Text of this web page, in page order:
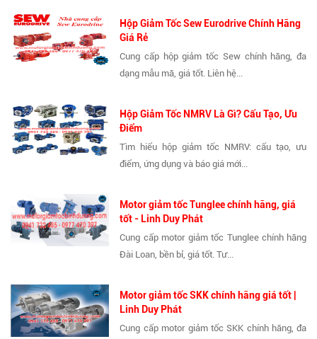
Hộp Giảm Tốc Sew Eurodrive Chính Hãng
Giá Rẻ
Cung cấp hộp giảm tốc Sew chính hãng, đa
dạng mẫu mã, giá tốt. Liên hệ...
Hộp Giảm Tốc NMRV Là Gì? Cấu Tạo, Ưu
Điểm
Tìm hiểu hộp giảm tốc NMRV: cấu tạo, ưu
điểm, ứng dụng và báo giá mới...
Motor giảm tốc Tunglee chính hãng, giá
tốt - Linh Duy Phát
Cung cấp motor giảm tốc Tunglee chính hãng
Đài Loan, bền bỉ, giá tốt. Tư...
Motor giảm tốc SKK chính hãng giá tốt |
Linh Duy Phát
Cung cấp motor giảm tốc SKK chính hãng, đa